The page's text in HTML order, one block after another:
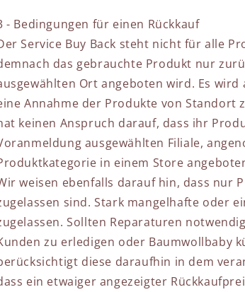
- Bedingungen für einen Rückkauf
Service Buy Back steht nicht für alle
das gebrauchte Produkt nur
Ort angeboten wird. Es
Annahme der Produkte von Standort
keinen Anspruch darauf, dass ihr
ausgewählten Filiale,
in einem Store
weisen ebenfalls darauf hin, dass nur
sind. Stark mangelhafte oder
Sollten Reparaturen
zu erledigen oder Baumwollbaby
diese daraufhin in dem
ein etwaiger angezeigter